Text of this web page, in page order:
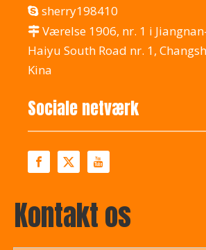
 sherry198410
 Værelse 1906, nr. 1 i
Haiyu South Road nr. 1,
Kina
Sociale netværk
Kontakt os